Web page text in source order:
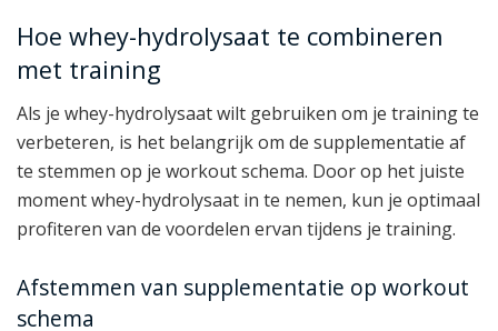
Hoe whey-hydrolysaat te combineren
met training
Als je whey-hydrolysaat wilt gebruiken om je training te
verbeteren, is het belangrijk om de supplementatie af
te stemmen op je workout schema. Door op het juiste
moment whey-hydrolysaat in te nemen, kun je optimaal
profiteren van de voordelen ervan tijdens je training.
Afstemmen van supplementatie op workout
schema